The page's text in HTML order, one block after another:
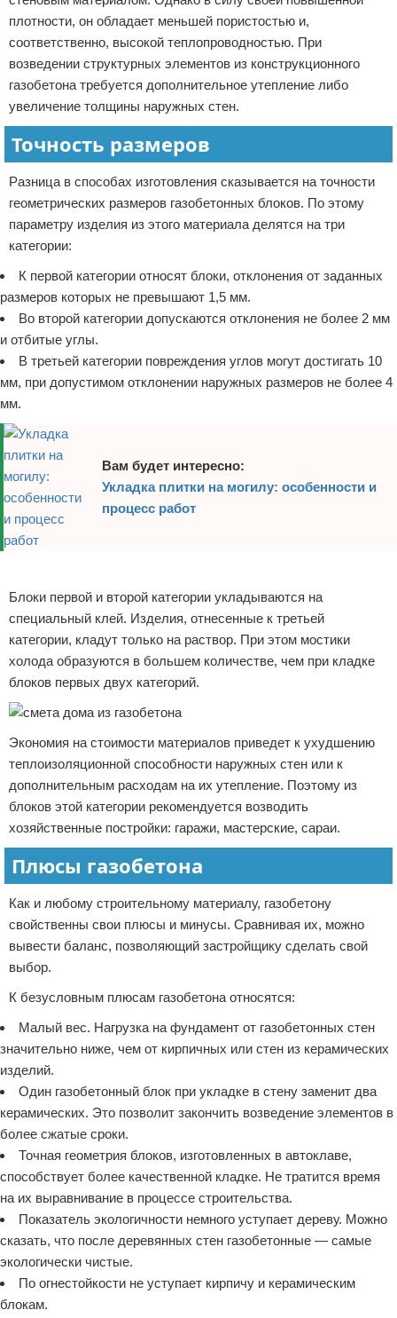
плотности, он обладает меньшей пористостью и,
соответственно, высокой теплопроводностью. При
возведении структурных элементов из конструкционного
газобетона требуется дополнительное утепление либо
увеличение толщины наружных стен.
Точность размеров
Разница в способах изготовления сказывается на точности
геометрических размеров газобетонных блоков. По этому
параметру изделия из этого материала делятся на три
категории:
К первой категории относят блоки, отклонения от заданных
размеров которых не превышают 1,5 мм.
Во второй категории допускаются отклонения не более 2 мм
и отбитые углы.
В третьей категории повреждения углов могут достигать 10
мм, при допустимом отклонении наружных размеров не более 4
мм.
Вам будет интересно:
Укладка плитки на могилу: особенности и
процесс работ
Блоки первой и второй категории укладываются на
специальный клей. Изделия, отнесенные к третьей
категории, кладут только на раствор. При этом мостики
холода образуются в большем количестве, чем при кладке
блоков первых двух категорий.
Экономия на стоимости материалов приведет к ухудшению
теплоизоляционной способности наружных стен или к
дополнительным расходам на их утепление. Поэтому из
блоков этой категории рекомендуется возводить
хозяйственные постройки: гаражи, мастерские, сараи.
Плюсы газобетона
Как и любому строительному материалу, газобетону
свойственны свои плюсы и минусы. Сравнивая их, можно
вывести баланс, позволяющий застройщику сделать свой
выбор.
К безусловным плюсам газобетона относятся:
Малый вес. Нагрузка на фундамент от газобетонных стен
значительно ниже, чем от кирпичных или стен из керамических
изделий.
Один газобетонный блок при укладке в стену заменит два
керамических. Это позволит закончить возведение элементов в
более сжатые сроки.
Точная геометрия блоков, изготовленных в автоклаве,
способствует более качественной кладке. Не тратится время
на их выравнивание в процессе строительства.
Показатель экологичности немного уступает дереву. Можно
сказать, что после деревянных стен газобетонные — самые
экологически чистые.
По огнестойкости не уступает кирпичу и керамическим
блокам.